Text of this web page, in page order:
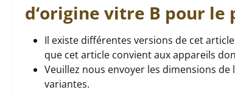
d‘origine vitre B pour le
Il existe différentes versions de cet
que cet article convient aux appareils
Veuillez nous envoyer les dimensions
variantes.